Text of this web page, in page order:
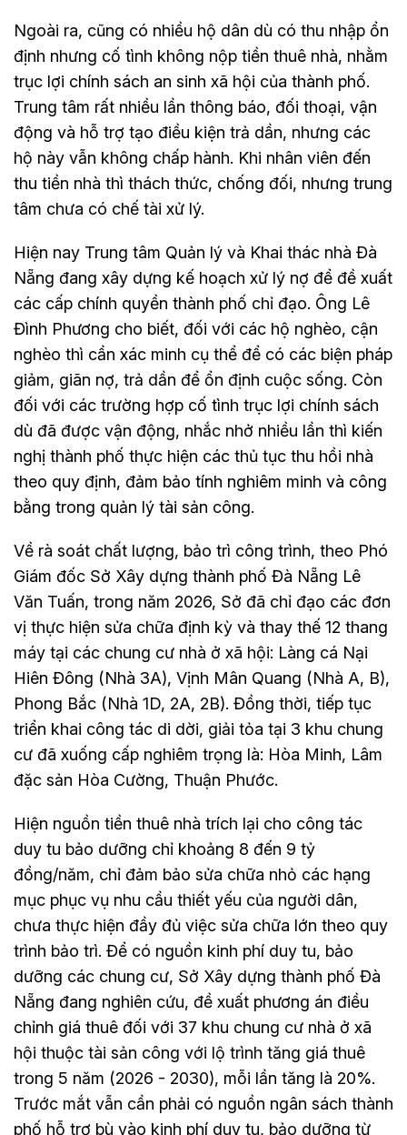
Ngoài ra, cũng có nhiều hộ dân dù có thu nhập ổn
định nhưng cố tình không nộp tiền thuê nhà, nhằm
trục lợi chính sách an sinh xã hội của thành phố.
Trung tâm rất nhiều lần thông báo, đối thoại, vận
động và hỗ trợ tạo điều kiện trả dần, nhưng các
hộ này vẫn không chấp hành. Khi nhân viên đến
thu tiền nhà thì thách thức, chống đối, nhưng trung
tâm chưa có chế tài xử lý.
Hiện nay Trung tâm Quản lý và Khai thác nhà Đà
Nẵng đang xây dựng kế hoạch xử lý nợ để đề xuất
các cấp chính quyền thành phố chỉ đạo. Ông Lê
Đình Phương cho biết, đối với các hộ nghèo, cận
nghèo thì cần xác minh cụ thể để có các biện pháp
giảm, giãn nợ, trả dần để ổn định cuộc sống. Còn
đối với các trường hợp cố tình trục lợi chính sách
dù đã được vận động, nhắc nhở nhiều lần thì kiến
nghị thành phố thực hiện các thủ tục thu hồi nhà
theo quy định, đảm bảo tính nghiêm minh và công
bằng trong quản lý tài sản công.
Về rà soát chất lượng, bảo trì công trình, theo Phó
Giám đốc Sở Xây dựng thành phố Đà Nẵng Lê
Văn Tuấn, trong năm 2026, Sở đã chỉ đạo các đơn
vị thực hiện sửa chữa định kỳ và thay thế 12 thang
máy tại các chung cư nhà ở xã hội: Làng cá Nại
Hiên Đông (Nhà 3A), Vịnh Mân Quang (Nhà A, B),
Phong Bắc (Nhà 1D, 2A, 2B). Đồng thời, tiếp tục
triển khai công tác di dời, giải tỏa tại 3 khu chung
cư đã xuống cấp nghiêm trọng là: Hòa Minh, Lâm
đặc sản Hòa Cường, Thuận Phước.
Hiện nguồn tiền thuê nhà trích lại cho công tác
duy tu bảo dưỡng chỉ khoảng 8 đến 9 tỷ
đồng/năm, chỉ đảm bảo sửa chữa nhỏ các hạng
mục phục vụ nhu cầu thiết yếu của người dân,
chưa thực hiện đầy đủ việc sửa chữa lớn theo quy
trình bảo trì. Để có nguồn kinh phí duy tu, bảo
dưỡng các chung cư, Sở Xây dựng thành phố Đà
Nẵng đang nghiên cứu, đề xuất phương án điều
chỉnh giá thuê đối với 37 khu chung cư nhà ở xã
hội thuộc tài sản công với lộ trình tăng giá thuê
trong 5 năm (2026 - 2030), mỗi lần tăng là 20%.
Trước mắt vẫn cần phải có nguồn ngân sách thành
phố hỗ trợ bù vào kinh phí duy tu, bảo dưỡng từ